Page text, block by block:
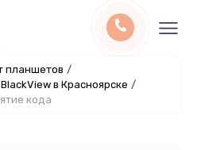
планшетов /
в Красноярске /
кода